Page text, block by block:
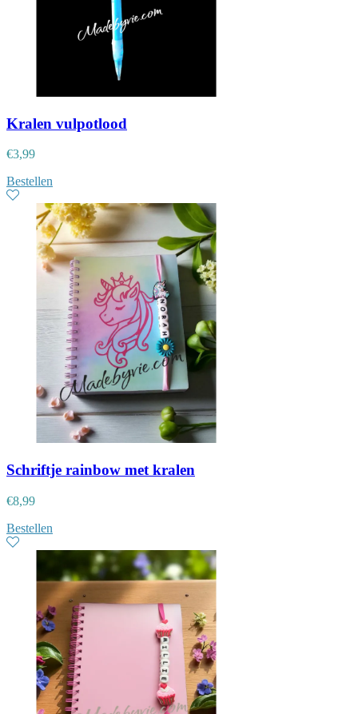
Kralen vulpotlood
€3,99
Bestellen
Schriftje rainbow met kralen
€8,99
Bestellen